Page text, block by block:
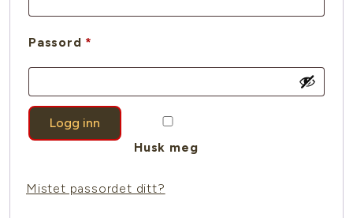
Passord *
Husk meg
Logg inn
Mistet passordet ditt?